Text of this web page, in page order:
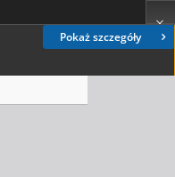
Pokaż szczegóły